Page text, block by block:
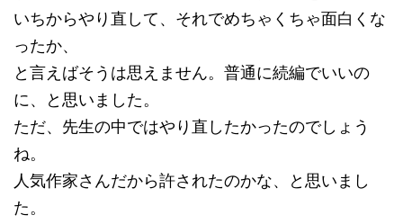
いちからやり直して、それでめちゃくちゃ面白くな
ったか、
と言えばそうは思えません。普通に続編でいいの
に、と思いました。
ただ、先生の中ではやり直したかったのでしょう
ね。
人気作家さんだから許されたのかな、と思いまし
た。